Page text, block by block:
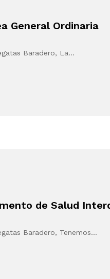
General Ordinaria
Baradero, La…
de Salud
Baradero, Tenemos…